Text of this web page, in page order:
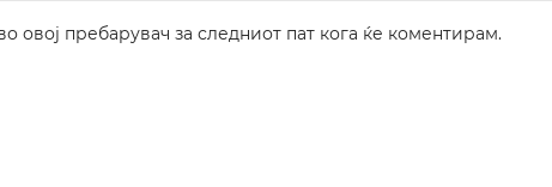
овој пребарувач за следниот пат кога ќе коментирам.